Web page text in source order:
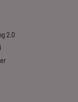
2.0